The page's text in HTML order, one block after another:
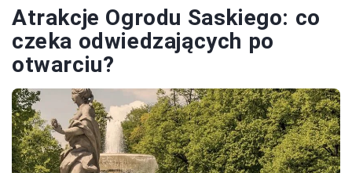
Atrakcje Ogrodu Saskiego: co
czeka odwiedzających po
otwarciu?